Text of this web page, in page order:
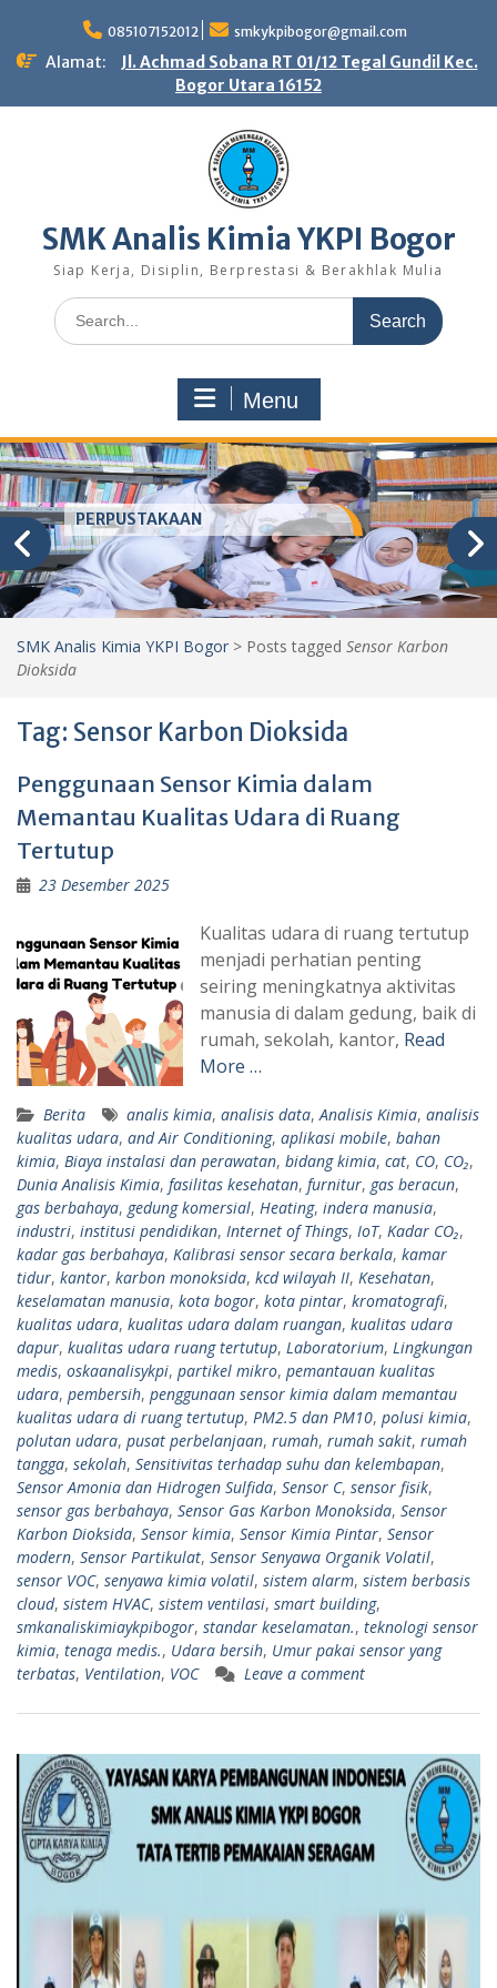
content
085107152012 smkykpibogor@gmail.com
Alamat:
Jl. Achmad Sobana RT 01/12 Tegal Gundil Kec.
Bogor Utara 16152
SMK Analis Kimia YKPI Bogor
Siap Kerja, Disiplin, Berprestasi & Berakhlak Mulia
Search
for:
Menu
PERPUSTAKAAN
SMK Analis Kimia YKPI Bogor > Posts tagged Sensor Karbon
Dioksida
Tag: Sensor Karbon Dioksida
Penggunaan Sensor Kimia dalam
Memantau Kualitas Udara di Ruang
Tertutup
23 Desember 2025
Kualitas udara di ruang tertutup
menjadi perhatian penting
seiring meningkatnya aktivitas
manusia di dalam gedung, baik di
rumah, sekolah, kantor, Read
More …
Berita analis kimia, analisis data, Analisis Kimia, analisis
kualitas udara, and Air Conditioning, aplikasi mobile, bahan
kimia, Biaya instalasi dan perawatan, bidang kimia, cat, CO, CO₂,
Dunia Analisis Kimia, fasilitas kesehatan, furnitur, gas beracun,
gas berbahaya, gedung komersial, Heating, indera manusia,
industri, institusi pendidikan, Internet of Things, IoT, Kadar CO₂,
kadar gas berbahaya, Kalibrasi sensor secara berkala, kamar
tidur, kantor, karbon monoksida, kcd wilayah II, Kesehatan,
keselamatan manusia, kota bogor, kota pintar, kromatografi,
kualitas udara, kualitas udara dalam ruangan, kualitas udara
dapur, kualitas udara ruang tertutup, Laboratorium, Lingkungan
medis, oskaanalisykpi, partikel mikro, pemantauan kualitas
udara, pembersih, penggunaan sensor kimia dalam memantau
kualitas udara di ruang tertutup, PM2.5 dan PM10, polusi kimia,
polutan udara, pusat perbelanjaan, rumah, rumah sakit, rumah
tangga, sekolah, Sensitivitas terhadap suhu dan kelembapan,
Sensor Amonia dan Hidrogen Sulfida, Sensor C, sensor fisik,
sensor gas berbahaya, Sensor Gas Karbon Monoksida, Sensor
Karbon Dioksida, Sensor kimia, Sensor Kimia Pintar, Sensor
modern, Sensor Partikulat, Sensor Senyawa Organik Volatil,
sensor VOC, senyawa kimia volatil, sistem alarm, sistem berbasis
cloud, sistem HVAC, sistem ventilasi, smart building,
smkanaliskimiaykpibogor, standar keselamatan., teknologi sensor
kimia, tenaga medis., Udara bersih, Umur pakai sensor yang
terbatas, Ventilation, VOC Leave a comment